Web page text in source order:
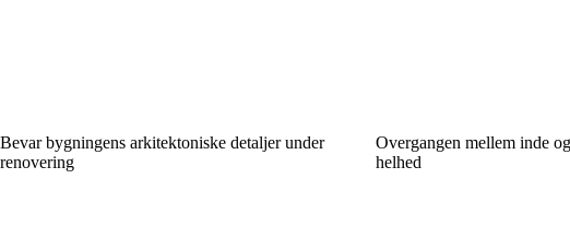
Bevar bygningens arkitektoniske detaljer under
renovering
Overgangen mellem inde
helhed